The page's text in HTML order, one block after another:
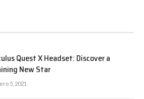
Quest X Headset: Discover a
New Star
5, 2021